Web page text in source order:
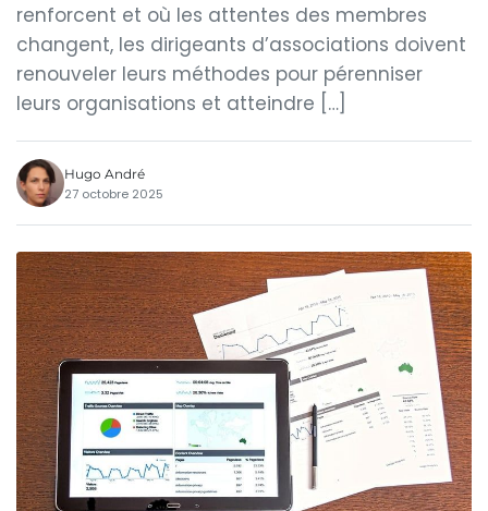
renforcent et où les attentes des membres
changent, les dirigeants d’associations doivent
renouveler leurs méthodes pour pérenniser
leurs organisations et atteindre […]
Hugo André
27 octobre 2025